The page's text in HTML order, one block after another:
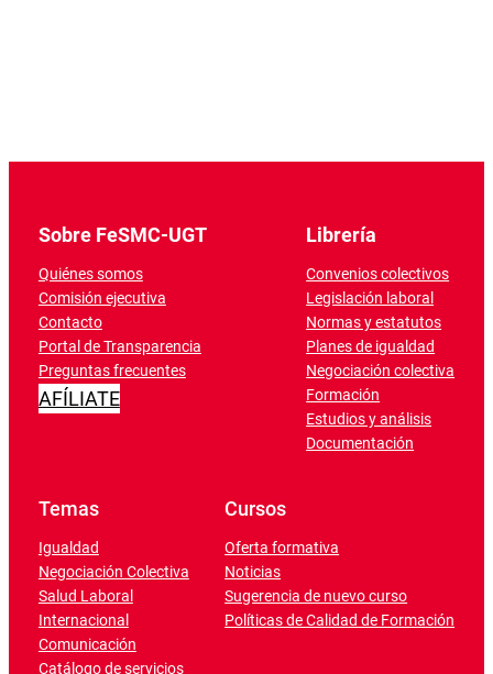
Sobre FeSMC-UGT
Quiénes somos
Comisión ejecutiva
Contacto
Portal de Transparencia
Preguntas frecuentes
AFÍLIATE
Librería
Convenios colectivos
Legislación laboral
Normas y estatutos
Planes de igualdad
Negociación colectiva
Formación
Estudios y análisis
Documentación
Temas
Igualdad
Negociación Colectiva
Salud Laboral
Internacional
Comunicación
Catálogo de servicios
Cursos
Oferta formativa
Noticias
Sugerencia de nuevo curso
Políticas de Calidad de Formación